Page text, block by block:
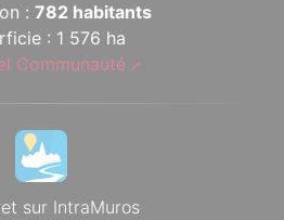
: 782 habitants
: 1 576 ha
Communauté
sur IntraMuros